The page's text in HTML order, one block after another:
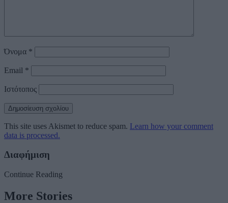
Όνομα *
Email *
Ιστότοπος
This site uses Akismet to reduce spam. Learn how your comment
data is processed.
Διαφήμιση
Continue Reading
More Stories